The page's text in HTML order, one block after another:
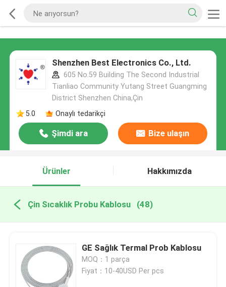
Shenzhen Best Electronics Co., Ltd.
605 No.59 Building The Second Industrial
Tianliao Community Yutang Street Guangming
District Shenzhen China,Çin
5.0
Onaylı tedarikçi
Şimdi ara Bize ulaşın
Ürünler Hakkımızda
Çin Sıcaklık Probu Kablosu (48)
GE Sağlık Termal Prob Kablosu
MOQ：1 parça
Fiyat：10-40USD Per pcs